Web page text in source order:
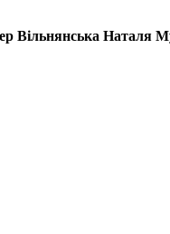
Вільнянська Наталя